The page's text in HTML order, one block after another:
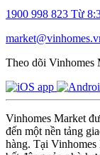
1900 998 823 Từ
Theo dõi Vinhomes
Vinhomes Market
đến một nền tảng
hàng. Tại Vinhomes